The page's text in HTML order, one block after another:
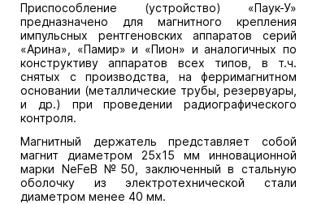
Приспособление (устройство) «Паук-У»
предназначено для магнитного крепления
импульсных рентгеновских аппаратов серий
«Арина», «Памир» и «Пион» и аналогичных по
конструктиву аппаратов всех типов, в т.ч.
снятых с производства, на ферримагнитном
основании (металлические трубы, резервуары,
и др.) при проведении радиографического
контроля.
Магнитный держатель представляет собой
магнит диаметром 25х15 мм инновационной
марки NeFeB №50, заключенный в стальную
оболочку из электротехнической стали
диаметром менее 40 мм.